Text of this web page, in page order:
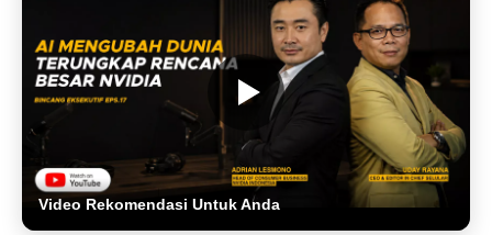
Video Rekomendasi Untuk Anda